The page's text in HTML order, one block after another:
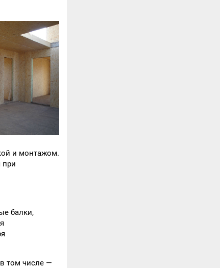
и монтажом.
при
балки,
том числе —